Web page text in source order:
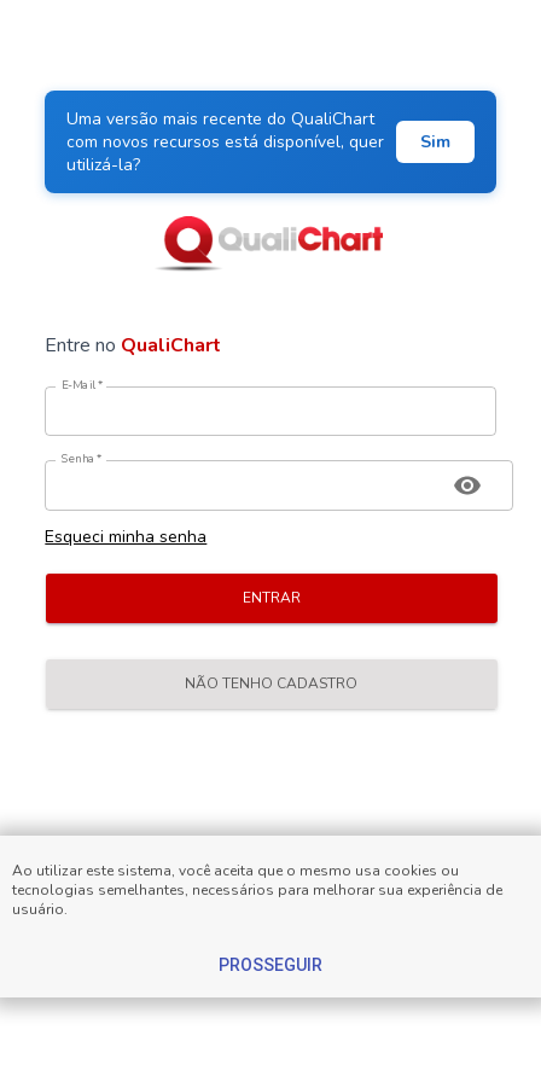
Uma versão mais recente do QualiChart
com novos recursos está disponível, quer
utilizá-la?
Sim
Entre no QualiChart
E-Mail*
Senha *
Esqueci minha senha
ENTRAR
NÃO TENHO CADASTRO
Ao utilizar este sistema, você aceita que o mesmo usa cookies ou
tecnologias semelhantes, necessários para melhorar sua experiência de
usuário.
PROSSEGUIR